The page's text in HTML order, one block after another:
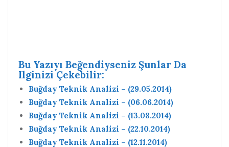
Bu Yazıyı Beğendiyseniz Şunlar Da
Ilginizi Çekebilir:
Buğday Teknik Analizi – (29.05.2014)
Buğday Teknik Analizi – (06.06.2014)
Buğday Teknik Analizi – (13.08.2014)
Buğday Teknik Analizi – (22.10.2014)
Buğday Teknik Analizi – (12.11.2014)